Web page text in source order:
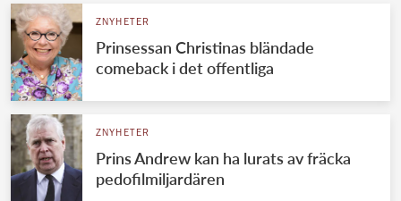
UTLÄNDSKT
VÄRLDENS KUNGAHUS
Svenska kungahuset
Brittiska kungahuset
REDAKTION
ZNYHETER
Prinsessan Christinas bländade
comeback i det offentliga
ZNYHETER
Prins Andrew kan ha lurats av fräcka
pedofilmiljardären